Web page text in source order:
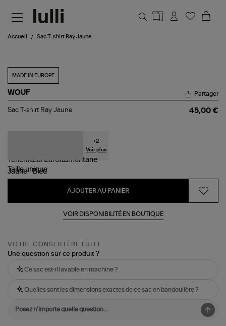
Accueil Sac T-shirt Ray Jaune
MADE IN EUROPE
WOUF
Sac
Partager
Sac T-shirt Ray Jaune 45,00 €
+2
Voir plus
Tailleunique
AJOUTER AU PANIER
VOIR DISPONIBILITÉ EN BOUTIQUE
VOTRE CONSEILLÈRE LULLI
Une question sur ce produit ?
Ce sac est-il lavable en machine ?
Quelles sont les dimensions exactes de ce sac en bandoulière ?